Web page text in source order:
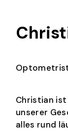
Optometrist
Christian
unserer
alles rund